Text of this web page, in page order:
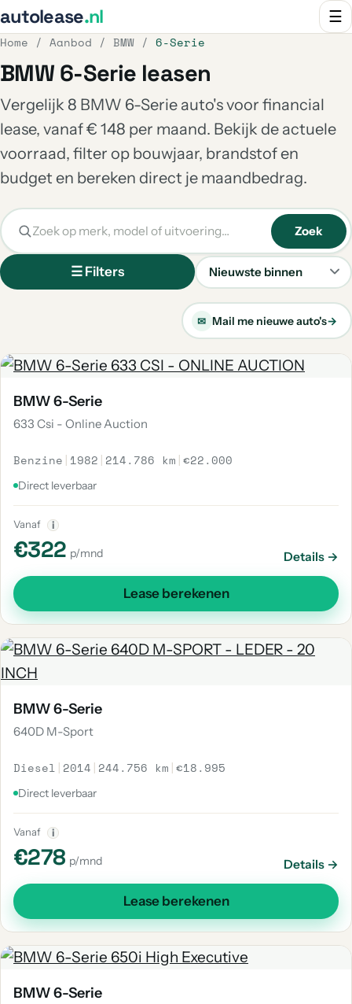
autolease.nl ☰
Home / Aanbod / BMW / 6-Serie
BMW 6-Serie leasen
Vergelijk 8 BMW 6-Serie auto's voor financial
lease, vanaf € 148 per maand. Bekijk de actuele
voorraad, filter op bouwjaar, brandstof en
budget en bereken direct je maandbedrag.
☰ Filters
Sorteren
Zoek
✉ Mail me nieuwe auto's→
BMW 6-Serie
633 Csi - Online Auction
Benzine | 1982 | 214.786 km |€22.000
Direct leverbaar
Vanaf i
€322 p/mnd Details →
Lease berekenen
BMW 6-Serie
640D M-Sport
Diesel | 2014 | 244.756 km |€18.995
Direct leverbaar
Vanaf i
€278 p/mnd Details →
Lease berekenen
BMW 6-Serie